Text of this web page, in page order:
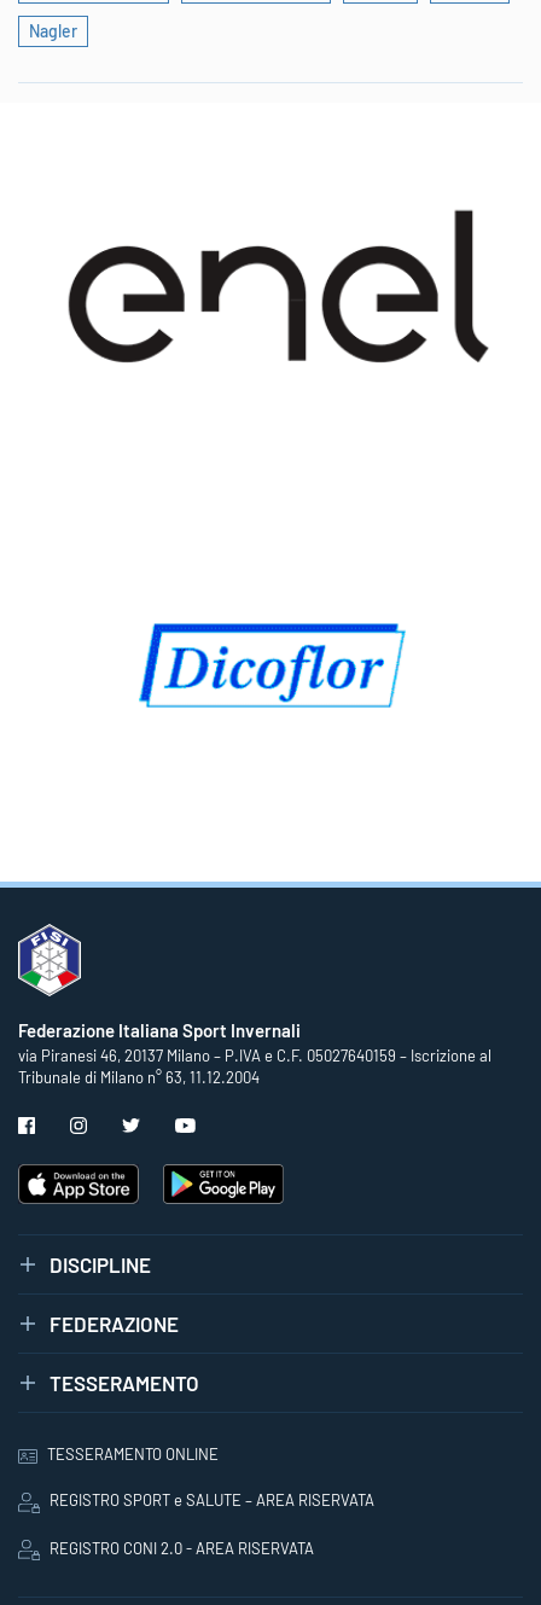
Nagler
Federazione Italiana Sport Invernali
via Piranesi 46, 20137 Milano – P.IVA e C.F. 05027640159 – Iscrizione al
Tribunale di Milano n° 63, 11.12.2004
DISCIPLINE
FEDERAZIONE
TESSERAMENTO
TESSERAMENTO ONLINE
REGISTRO SPORT e SALUTE – AREA RISERVATA
REGISTRO CONI 2.0 - AREA RISERVATA